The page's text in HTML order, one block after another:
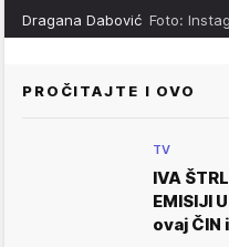
Dragana Dabović Foto:
PROČITAJTE I OVO
TV
IVA
EMISIJI
ovaj ČIN